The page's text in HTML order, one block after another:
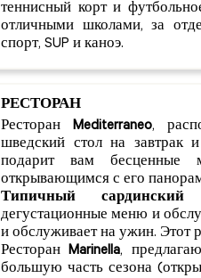
теннисный корт и
отличными школами, за
спорт, SUP и каноэ.
РЕСТОРАН
РесторанMediterraneo,
шведский стол на завтрак
подарит вам бесценные
открывающимся с его
Типичный сардинский
дегустационные меню и
и обслуживает на ужин. Этот
РесторанMarinella,
большую часть сезона